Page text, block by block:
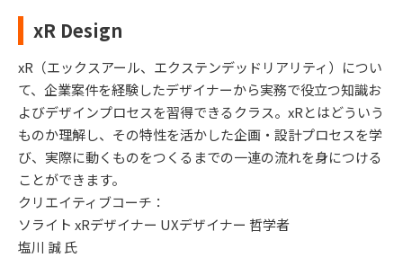
xR Design
xR（エックスアール、エクステンデッドリアリティ）につい
て、企業案件を経験したデザイナーから実務で役立つ知識お
よびデザインプロセスを習得できるクラス。xRとはどういう
ものか理解し、その特性を活かした企画・設計プロセスを学
び、実際に動くものをつくるまでの一連の流れを身につける
ことができます。
クリエイティブコーチ：
ソライト xRデザイナー UXデザイナー 哲学者
塩川 誠 氏